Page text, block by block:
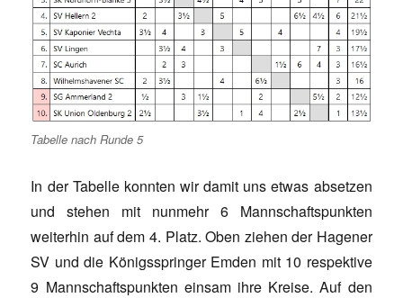
Tabelle nach Runde 5
In der Tabelle konnten wir damit uns etwas absetzen
und stehen mit nunmehr 6 Mannschaftspunkten
weiterhin auf dem 4. Platz. Oben ziehen der Hagener
SV und die Königsspringer Emden mit 10 respektive
9 Mannschaftspunkten einsam ihre Kreise. Auf den